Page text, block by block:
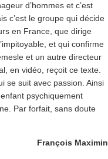
d’hommes et c’est
c’est le groupe qui décide
en France, que dirige
et qui confirme
et un autre directeur
en vidéo, reçoit ce texte.
se suit avec passion. Ainsi
psychiquement
Par forfait, sans doute
François Maximin